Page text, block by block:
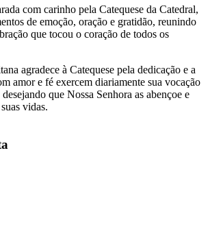
com carinho pela Catequese da Catedral,
de emoção, oração e gratidão, reunindo
que tocou o coração de todos os
agradece à Catequese pela dedicação e a
amor e fé exercem diariamente sua vocação
que Nossa Senhora as abençoe e
vidas.